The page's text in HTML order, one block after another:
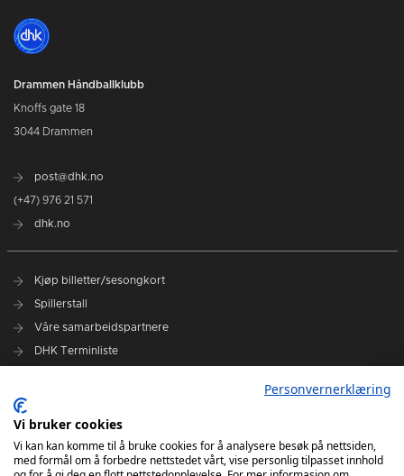
Drammen Håndballklubb
Knoffs gate 18
3044 Drammen
post@dhk.no
(+47) 976 21 571
dhk.no
Kjøp billetter/sesongkort
Spillerstall
Våre samarbeidspartnere
DHK Terminliste
DHK på Instagram
DHK på TikTok
Personvernerklæring
Vi bruker cookies
Vi kan kan komme til å bruke cookies for å analysere besøk på nettsiden,
med formål om å forbedre nettstedet vårt, vise personlig tilpasset innhold